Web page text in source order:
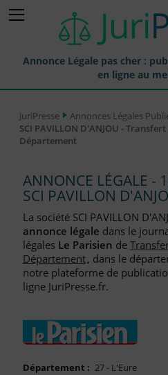
Annonce Légale pas cher :
en ligne au
Annonces Légales Publiées
Journaux Habilités (JAL)
Liste des Greffes
Liste des CCI
Le Blog pour les Entreprises
Nous Contacter
Compte PRO
JuriPresse
Annonces Légales
SCI PAVILLON D'ANJOU -
Département
ANNONCE LÉGALE -
SCI PAVILLON
La société SCI PAVILLON
annonce légale dans le
légales Le Parisien de
Département, dans le
notre plateforme de
ligne JuriPresse.fr.
Département : 27 - L'Eure